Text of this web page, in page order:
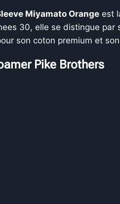
Miyamato Orange est
30, elle se distingue
son coton premium et
Pike Brothers